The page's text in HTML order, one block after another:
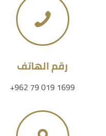
رقم الهاتف
+962 79 019 1699